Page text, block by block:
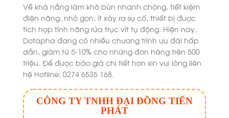
Về khả nắng làm khô bùn nhanh chóng, tiết kiệm
điện năng, nhỏ gọn, ít xảy ra sự cố, thiết bị được
tích hợp tính năng rửa trục vít tự động. Hiện nay,
Dotapha đang có nhiều chương trình ưu đãi hấp
dẫn, giảm từ 5-10% cho những đơn hàng trên 500
triệu. Để được báo giá chi tiết hơn xin vui lòng liên
hệ Hotline: 0274 6535 168.
CÔNG TY TNHH ĐẠI ĐỒNG TIẾN
PHÁT